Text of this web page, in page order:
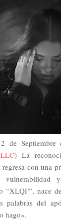
de
) La
con una
vulnerabilidad
“XLQF”, nace
palabras del
hago».